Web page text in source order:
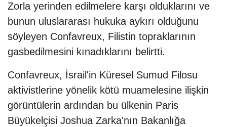
Zorla yerinden edilmelere karşı olduklarını ve
bunun uluslararası hukuka aykırı olduğunu
söyleyen Confavreux, Filistin topraklarının
gasbedilmesini kınadıklarını belirtti.
Confavreux, İsrail'in Küresel Sumud Filosu
aktivistlerine yönelik kötü muamelesine ilişkin
görüntülerin ardından bu ülkenin Paris
Büyükelçisi Joshua Zarka'nın Bakanlığa